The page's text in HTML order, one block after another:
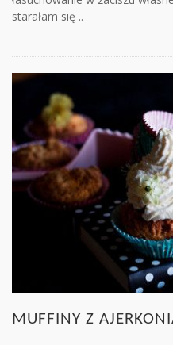
starałam się ..
MUFFINY Z